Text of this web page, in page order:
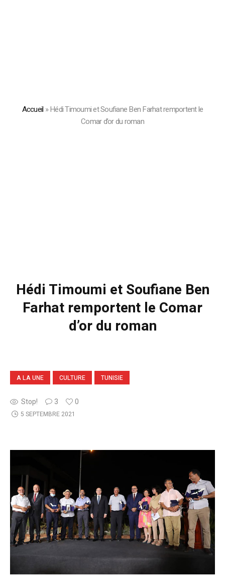
Accueil »Hédi Timoumi et Soufiane Ben Farhat remportent le
Comar d’or du roman
Hédi Timoumi et Soufiane Ben
Farhat remportent le Comar
d’or du roman
A LA UNE CULTURE TUNISIE
Stop! 3 0
5 SEPTEMBRE 2021